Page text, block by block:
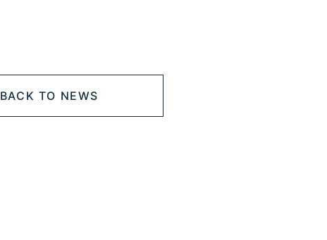
BACK TO NEWS